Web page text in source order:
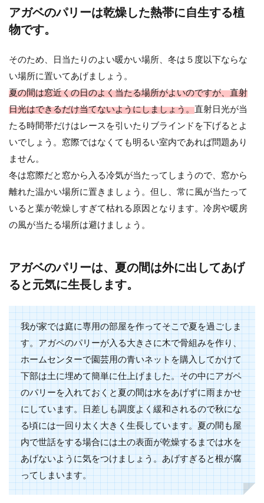
かけるかわいい鉢に入った色々な多肉植物。
色とりどりなので...
多肉植物の水やり・霧吹きで葉水を
多肉植物を育て始めたばかりの人は、多肉植
物にどのように水やりをすれば良いか知識が
アデニウム・オベスムの育て方。置
き場所や水やりのポイント
アデニウム・オベスムは「砂漠のバラ」とも
呼ばれる、美しい花を咲かせます。花色はピ
ンクのものが多いです...
多肉植物の水やりの量をわかりやす
く紹介。季節や成長に合わせて
「水は毎日あげるものなの？」「水はほぼあ
げなくてもいいの？」など多肉植物を育てて
いる場合によくわから...
アガベのパリーは乾燥した熱帯に自生する植
物です。
そのため、日当たりのよい暖かい場所、冬は５度以下ならな
い場所に置いてあげましょう。
夏の間は窓近くの日のよく当たる場所がよいのですが、直射
日光はできるだけ当てないようにしましょう。直射日光が当
たる時間帯だけはレースを引いたりブラインドを下げるとよ
いでしょう。窓際ではなくても明るい室内であれば問題あり
ません。
冬は窓際だと窓から入る冷気が当たってしまうので、窓から
離れた温かい場所に置きましょう。但し、常に風が当たって
いると葉が乾燥しすぎて枯れる原因となります。冷房や暖房
の風が当たる場所は避けましょう。
アガベのパリーは、夏の間は外に出してあげ
ると元気に生長します。
我が家では庭に専用の部屋を作ってそこで夏を過ごしま
す。アガペのパリーが入る大きさに木で骨組みを作り、
ホームセンターで園芸用の青いネットを購入してかけて
下部は土に埋めて簡単に仕上げました。その中にアガペ
のパリーを入れておくと夏の間は水をあげずに雨まかせ
にしています。日差しも調度よく緩和されるので秋にな
る頃には一回り太く大きく生長しています。夏の間も屋
内で世話をする場合には土の表面が乾燥するまでは水を
あげないように気をつけましょう。あげすぎると根が腐
ってしまいます。